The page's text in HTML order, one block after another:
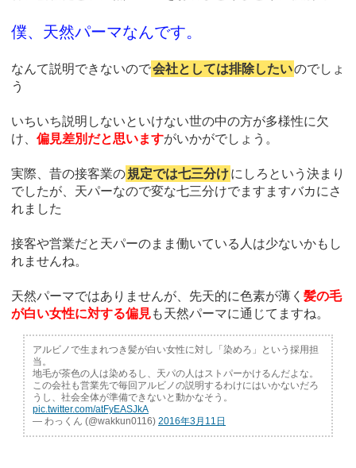
僕、天然パーマなんです。
なんて説明できないので会社としては排除したいのでしょ
う
いちいち説明しないといけない世の中の方が多様性に欠
け、 偏見差別だと思いますがいかがでしょう。
実際、昔の接客業の規定では七三分けにしろという決まり
でしたが、天パーなので変な七三分けでますますバカにさ
れました
接客や営業だと天パーのまま働いている人は少ないかもし
れませんね。
天然パーマではありませんが、先天的に色素が薄く 髪の毛
が白い女性に対する偏見も天然パーマに通じてますね。
アルビノで生まれつき髪が白い女性に対し「染めろ」という採用担
当。
地毛が茶色の人は染めるし、天パの人はストパーかけるんだよな。
この会社も営業先で毎回アルビノの説明するわけにはいかないだろ
うし、社会全体が準備できないと動かなそう。
pic.twitter.com/atFyEASJkA
— わっくん (@wakkun0116) 2016年3月11日